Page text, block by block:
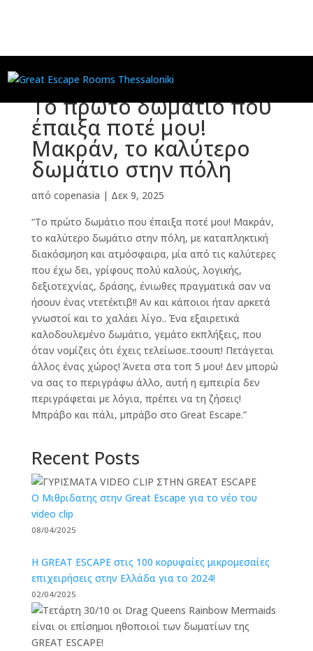
Το πρώτο δωμάτιο που
έπαιξα ποτέ μου!
Μακράν, το καλύτερο
δωμάτιο στην πόλη
από copenasia | Δεκ 9, 2025
“Το πρώτο δωμάτιο που έπαιξα ποτέ μου! Μακράν,
το καλύτερο δωμάτιο στην πόλη, με καταπληκτική
διακόσμηση και ατμόσφαιρα, μία από τις καλύτερες
που έχω δει, γρίφους πολύ καλούς, λογικής,
δεξιοτεχνίας, δράσης, ένιωθες πραγματικά σαν να
ήσουν ένας ντετέκτιβ!! Αν και κάποιοι ήταν αρκετά
γνωστοί και το χαλάει λίγο.. Ένα εξαιρετικά
καλοδουλεμένο δωμάτιο, γεμάτο εκπλήξεις, που
όταν νομίζεις ότι έχεις τελείωσε..τσουπ! Πετάγεται
άλλος ένας χώρος! Άνετα στα τοπ 5 μου! Δεν μπορώ
να σας το περιγράφω άλλο, αυτή η εμπειρία δεν
περιγράφεται με λόγια, πρέπει να τη ζήσεις!
Μπράβο και πάλι, μπράβο στο Great Escape.”
Recent Posts
O Μιθριδατης στην Great Escape για το νέο του
video clip
08/04/2025
Η GREAT ESCAPE στις 100 κορυφαίες μικρομεσαίες
επιχειρήσεις στην Ελλάδα για το 2024!
02/04/2025